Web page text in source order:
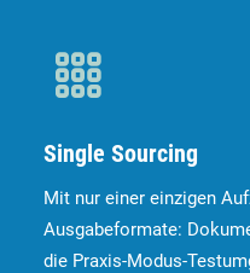
Single Sourcing
Mit nur einer einzigen
Ausgabeformate:
die Praxis-Modus-